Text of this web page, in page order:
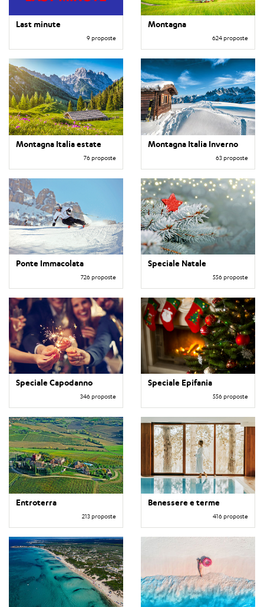
Last minute
9 proposte
Montagna
624 proposte
Montagna Italia estate
76 proposte
Montagna Italia Inverno
63 proposte
Ponte Immacolata
726 proposte
Speciale Natale
556 proposte
Speciale Capodanno
346 proposte
Speciale Epifania
556 proposte
Entroterra
213 proposte
Benessere e terme
416 proposte